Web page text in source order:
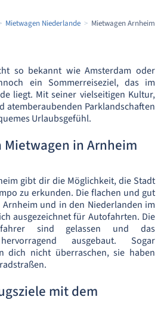
Mietwagen Niederlande Mietwagen Arnheim
so bekannt wie Amsterdam oder
ein Sommerreiseziel, das im
liegt. Mit seiner vielseitigen Kultur,
atemberaubenden Parklandschaften
Urlaubsgefühl.
Mietwagen in Arnheim
gibt dir die Möglichkeit, die Stadt
zu erkunden. Die flachen und gut
und in den Niederlanden im
ausgezeichnet für Autofahrten. Die
sind gelassen und das
ausgebaut. Sogar
dich nicht überraschen, sie haben
mit dem